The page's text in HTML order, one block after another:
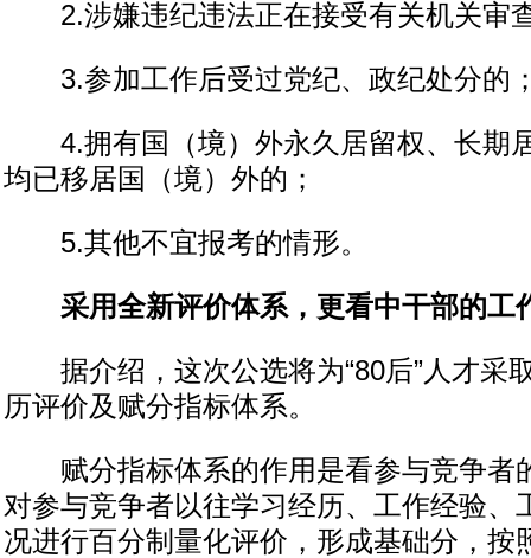
2.涉嫌违纪违法正在接受有关机关审
3.参加工作后受过党纪、政纪处分的
4.拥有国（境）外永久居留权、长期
均已移居国（境）外的；
5.其他不宜报考的情形。
采用全新评价体系，更看中干部的工
据介绍，这次公选将为“80后”人才采
历评价及赋分指标体系。
赋分指标体系的作用是看参与竞争者
对参与竞争者以往学习经历、工作经验、
况进行百分制量化评价，形成基础分，按